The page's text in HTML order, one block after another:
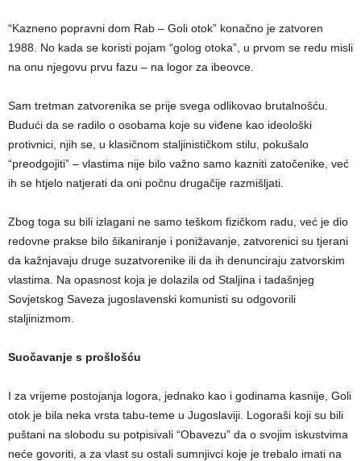
“Kazneno popravni dom Rab – Goli otok” konačno je zatvoren
1988. No kada se koristi pojam “golog otoka”, u prvom se redu misli
na onu njegovu prvu fazu – na logor za ibeovce.
Sam tretman zatvorenika se prije svega odlikovao brutalnošću.
Budući da se radilo o osobama koje su viđene kao ideološki
protivnici, njih se, u klasičnom staljinističkom stilu, pokušalo
“preodgojiti” – vlastima nije bilo važno samo kazniti zatočenike, već
ih se htjelo natjerati da oni počnu drugačije razmišljati.
Zbog toga su bili izlagani ne samo teškom fizičkom radu, već je dio
redovne prakse bilo šikaniranje i ponižavanje, zatvorenici su tjerani
da kažnjavaju druge suzatvorenike ili da ih denunciraju zatvorskim
vlastima. Na opasnost koja je dolazila od Staljina i tadašnjeg
Sovjetskog Saveza jugoslavenski komunisti su odgovorili
staljinizmom.
Suočavanje s prošlošću
I za vrijeme postojanja logora, jednako kao i godinama kasnije, Goli
otok je bila neka vrsta tabu-teme u Jugoslaviji. Logoraši koji su bili
puštani na slobodu su potpisivali “Obavezu” da o svojim iskustvima
neće govoriti, a za vlast su ostali sumnjivci koje je trebalo imati na